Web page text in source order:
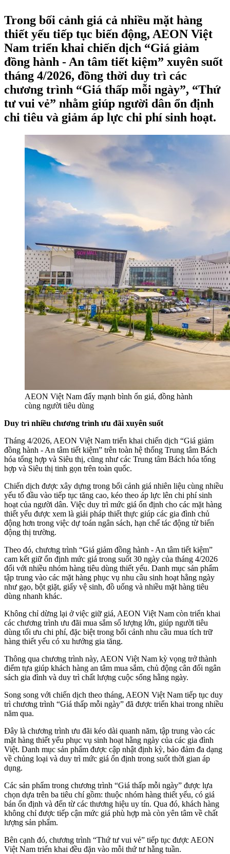
Trong bối cảnh giá cả nhiều mặt hàng
thiết yếu tiếp tục biến động, AEON Việt
Nam triển khai chiến dịch “Giá giảm
đồng hành - An tâm tiết kiệm” xuyên suốt
tháng 4/2026, đồng thời duy trì các
chương trình “Giá thấp mỗi ngày”, “Thứ
tư vui vẻ” nhằm giúp người dân ổn định
chi tiêu và giảm áp lực chi phí sinh hoạt.
AEON Việt Nam đẩy mạnh bình ổn giá, đồng hành
cùng người tiêu dùng
Duy trì nhiều chương trình ưu đãi xuyên suốt
Tháng 4/2026, AEON Việt Nam triển khai chiến dịch “Giá giảm
đồng hành - An tâm tiết kiệm” trên toàn hệ thống Trung tâm Bách
hóa tổng hợp và Siêu thị, cũng như các Trung tâm Bách hóa tổng
hợp và Siêu thị tinh gọn trên toàn quốc.
Chiến dịch được xây dựng trong bối cảnh giá nhiên liệu cùng nhiều
yếu tố đầu vào tiếp tục tăng cao, kéo theo áp lực lên chi phí sinh
hoạt của người dân. Việc duy trì mức giá ổn định cho các mặt hàng
thiết yếu được xem là giải pháp thiết thực giúp các gia đình chủ
động hơn trong việc dự toán ngân sách, hạn chế tác động từ biến
động thị trường.
Theo đó, chương trình “Giá giảm đồng hành - An tâm tiết kiệm”
cam kết giữ ổn định mức giá trong suốt 30 ngày của tháng 4/2026
đối với nhiều nhóm hàng tiêu dùng thiết yếu. Danh mục sản phẩm
tập trung vào các mặt hàng phục vụ nhu cầu sinh hoạt hằng ngày
như gạo, bột giặt, giấy vệ sinh, đồ uống và nhiều mặt hàng tiêu
dùng nhanh khác.
Không chỉ dừng lại ở việc giữ giá, AEON Việt Nam còn triển khai
các chương trình ưu đãi mua sắm số lượng lớn, giúp người tiêu
dùng tối ưu chi phí, đặc biệt trong bối cảnh nhu cầu mua tích trữ
hàng thiết yếu có xu hướng gia tăng.
Thông qua chương trình này, AEON Việt Nam kỳ vọng trở thành
điểm tựa giúp khách hàng an tâm mua sắm, chủ động cân đối ngân
sách gia đình và duy trì chất lượng cuộc sống hằng ngày.
Song song với chiến dịch theo tháng, AEON Việt Nam tiếp tục duy
trì chương trình “Giá thấp mỗi ngày” đã được triển khai trong nhiều
năm qua.
Đây là chương trình ưu đãi kéo dài quanh năm, tập trung vào các
mặt hàng thiết yếu phục vụ sinh hoạt hằng ngày của các gia đình
Việt. Danh mục sản phẩm được cập nhật định kỳ, bảo đảm đa dạng
về chủng loại và duy trì mức giá ổn định trong suốt thời gian áp
dụng.
Các sản phẩm trong chương trình “Giá thấp mỗi ngày” được lựa
chọn dựa trên ba tiêu chí gồm: thuộc nhóm hàng thiết yếu, có giá
bán ổn định và đến từ các thương hiệu uy tín. Qua đó, khách hàng
không chỉ được tiếp cận mức giá phù hợp mà còn yên tâm về chất
lượng sản phẩm.
Bên cạnh đó, chương trình “Thứ tư vui vẻ” tiếp tục được AEON
Việt Nam triển khai đều đặn vào mỗi thứ tư hằng tuần.